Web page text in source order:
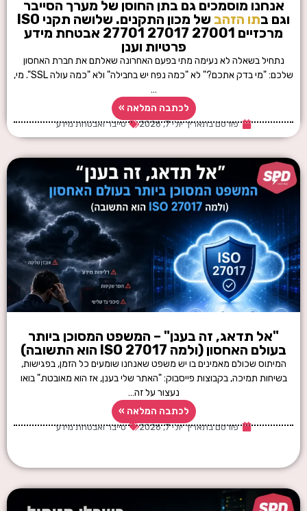
אנחנו מוסמכים גם בתן החוסן של מערך הסייבר
וגם בתו הזהב
של מכון התקנים. שלושה תקני ISO
מרכזיים 27001 27017 27701 אבטחת מידע
פרטיות וענן
נתחיל בשאלה לא נעימה מתי בפעם האחרונה שאלתם את חברת האחסון
שלכם: "מי בדק אתכם?" לא "כמה נפח יש בחבילה" ולא "כמה עולה SSL". מי,
…
לכתבה המלאה »
פורסם בתאריך יולי 7, 2026 סייבר ואבטחת מידע
"אל תדאג, זה בענן" – המשפט המסוכן ביותר
בעולם האחסון (ולמה ISO 27017 הוא התשובה)
המיתוס שכולם מאמינים בו יש משפט שאנחנו שומעים כל הזמן, בפגישות,
בשיחות תמיכה, בקבוצות פייסבוק: "האתר שלי בענן, אז הוא מאובטח." בואו
נעצור על זה…
לכתבה המלאה »
פורסם בתאריך יולי 7, 2026 סייבר ואבטחת מידע